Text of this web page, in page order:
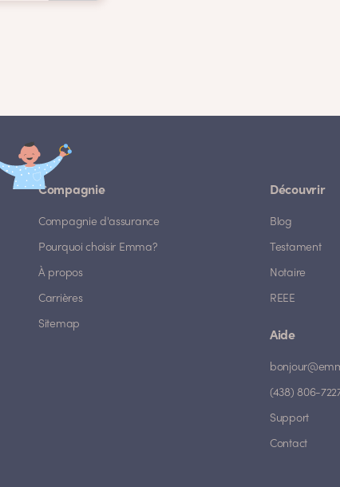
Compagnie
Compagnie d'assurance
Pourquoi choisir Emma?
À propos
Carrières
Sitemap
Découvrir
Blog
Testament
Notaire
REEE
Aide
(438) 806-
Support
Contact